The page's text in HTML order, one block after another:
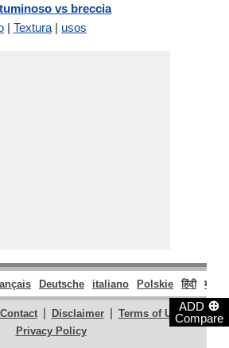
ADD ⊕
Compare
vs breccia
| Textura | usos
Deutsche italiano Polskie हिंदी मराठी
Contact | Disclaimer | Terms of Use |
Privacy Policy